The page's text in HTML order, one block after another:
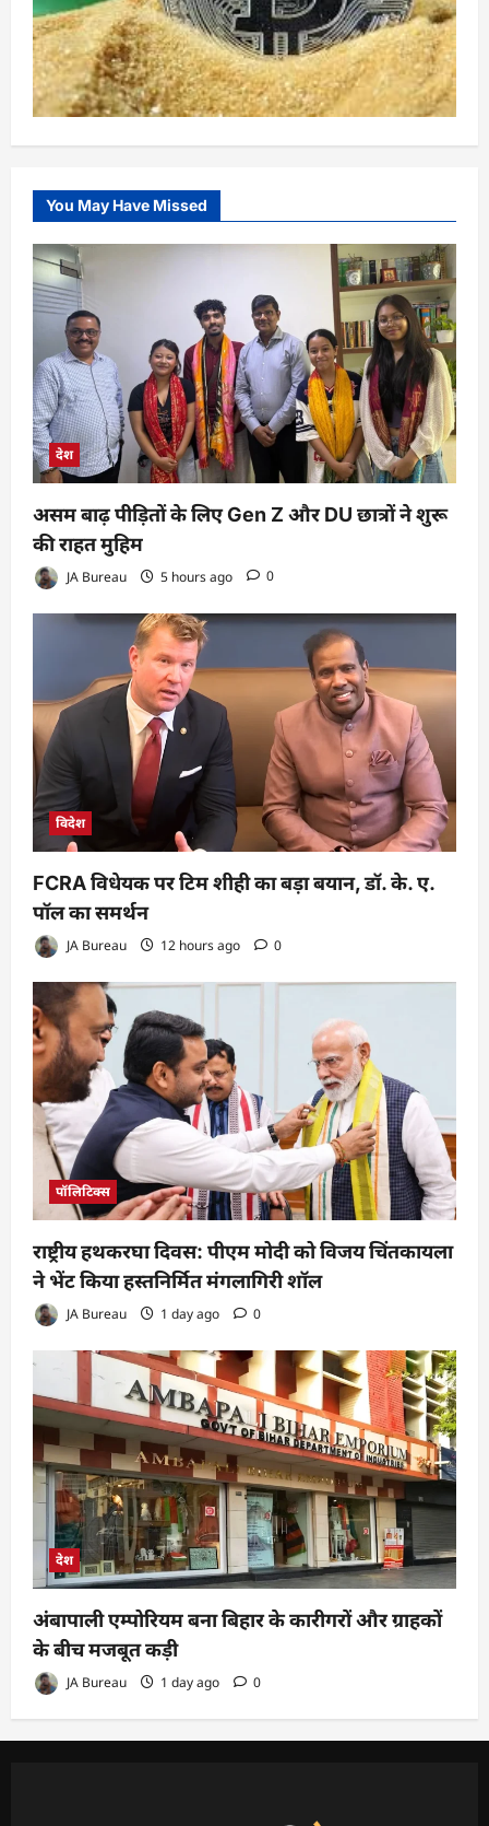
You May Have Missed
देश
असम बाढ़ पीड़ितों के लिए Gen Z और DU छात्रों ने शुरू
की राहत मुहिम
JA Bureau 5 hours ago 0
विदेश
FCRA विधेयक पर टिम शीही का बड़ा बयान, डॉ. के. ए.
पॉल का समर्थन
JA Bureau 12 hours ago 0
पॉलिटिक्स
राष्ट्रीय हथकरघा दिवस: पीएम मोदी को विजय चिंतकायला
ने भेंट किया हस्तनिर्मित मंगलागिरी शॉल
JA Bureau 1 day ago 0
देश
अंबापाली एम्पोरियम बना बिहार के कारीगरों और ग्राहकों
के बीच मजबूत कड़ी
JA Bureau 1 day ago 0